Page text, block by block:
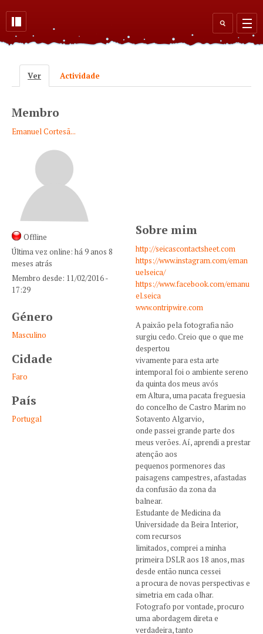
Search
form
Primary tabs
Ver (active tab)
Actividade
Membro
Emanuel Cortesã...
Offline
Última vez online: há 9 anos 8
meses atrás
Membro desde: 11/02/2016 -
17:29
Género
Masculino
Cidade
Faro
País
Portugal
Sobre mim
http://seicascontactsheet.com
https://www.instagram.com/eman
uelseica/
https://www.facebook.com/emanu
el.seica
www.ontripwire.com
A paixão pela fotografia não
surgiu cedo. Creio que o que me
despertou
vivamente para esta arte
intemporal foi o ambiente sereno
da quinta dos meus avós
em Altura, uma pacata freguesia
do concelho de Castro Marim no
Sotavento Algarvio,
onde passei grande parte dos
meus verões. Aí, aprendi a prestar
atenção aos
pequenos pormenores das
paisagens campestres, afastadas
da confusão da zona da
balnear.
Estudante de Medicina da
Universidade da Beira Interior,
com recursos
limitados, comprei a minha
primeira DSLR aos 18 anos, mas
desde então nunca cessei
a procura de novas perspectivas e
simetria em cada olhar.
Fotografo por vontade, procuro
uma abordagem direta e
verdadeira, tanto